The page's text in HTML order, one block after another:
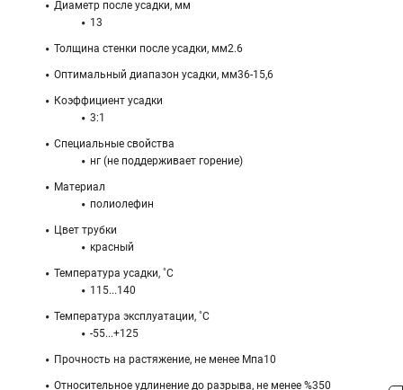
Диаметр после усадки, мм
13
Толщина стенки после усадки, мм2.6
Оптимальный диапазон усадки, мм36-15,6
Коэффициент усадки
3:1
Специальные свойства
нг (не поддерживает горение)
Материал
полиолефин
Цвет трубки
красный
Температура усадки, ˚С
115...140
Температура эксплуатации, ˚С
-55...+125
Прочность на растяжение, не менее Мпа10
Относительное удлинение до разрыва, не менее %350